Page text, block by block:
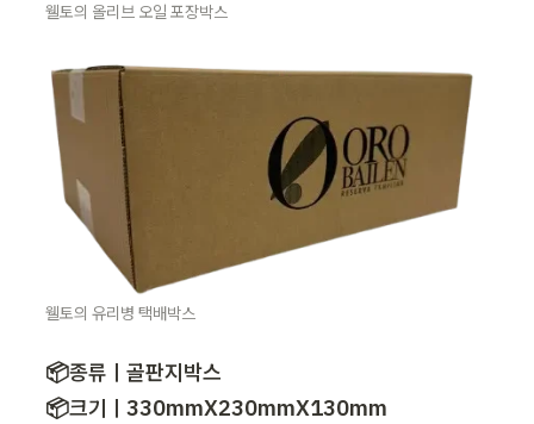
웰토의 올리브 오일 포장박스
웰토의 유리병 택배박스
📦종류ㅣ골판지박스
📦크기ㅣ330mmX230mmX130mm